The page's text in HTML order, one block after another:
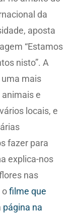
da
aposta
“Estamos
nisto”. A
mais
e
locais, e
fazer para
explica-nos
nas
ofilme que
página na